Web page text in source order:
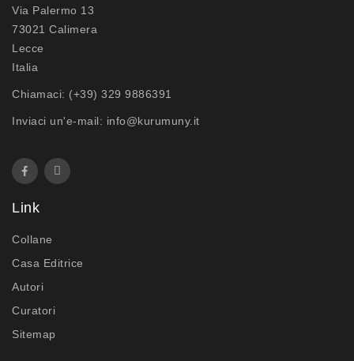
Via Palermo 13
73021 Calimera
Lecce
Italia
Chiamaci: (+39) 329 9886391
Inviaci un'e-mail: info@kurumuny.it
Link
Collane
Casa Editrice
Autori
Curatori
Sitemap